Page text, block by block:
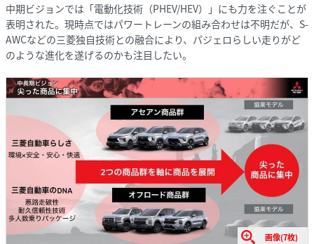
中期ビジョンでは「電動化技術（PHEV/HEV）」にも力を注ぐことが
表明された。現時点ではパワートレーンの組み合わせは不明だが、S-
AWCなどの三菱独自技術との融合により、パジェロらしい走りがど
のような進化を遂げるのかも注目したい。
画像(7枚)